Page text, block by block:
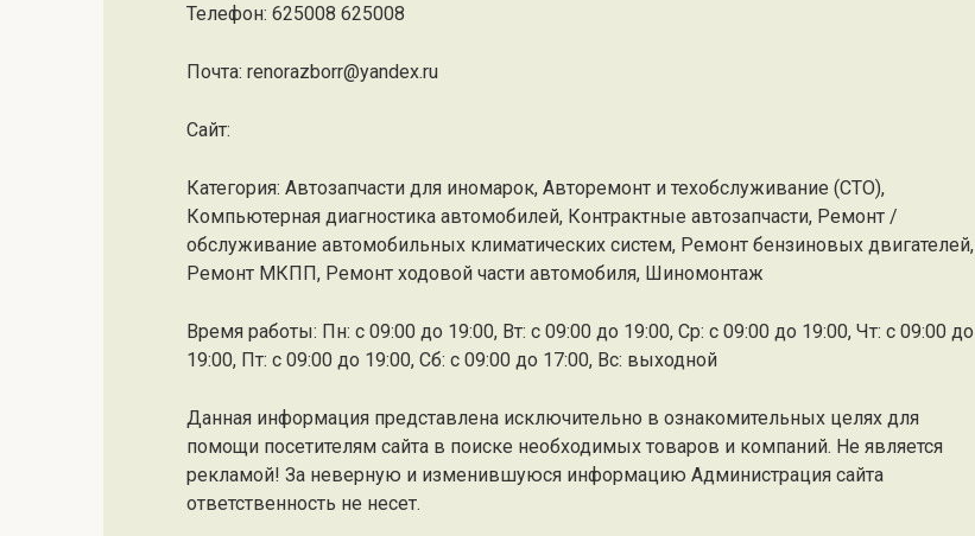
Телефон: 625008 625008
Почта: renorazborr@yandex.ru
Cайт:
Категория: Автозапчасти для иномарок, Авторемонт и техобслуживание (СТО),
Компьютерная диагностика автомобилей, Контрактные автозапчасти, Ремонт /
обслуживание автомобильных климатических систем, Ремонт бензиновых двигателей,
Ремонт МКПП, Ремонт ходовой части автомобиля, Шиномонтаж
Время работы: Пн: с 09:00 до 19:00, Вт: с 09:00 до 19:00, Ср: с 09:00 до 19:00, Чт: с 09:00 до
19:00, Пт: с 09:00 до 19:00, Сб: с 09:00 до 17:00, Вс: выходной
Данная информация представлена исключительно в ознакомительных целях для
помощи посетителям сайта в поиске необходимых товаров и компаний. Не является
рекламой! За неверную и изменившуюся информацию Администрация сайта
ответственность не несет.